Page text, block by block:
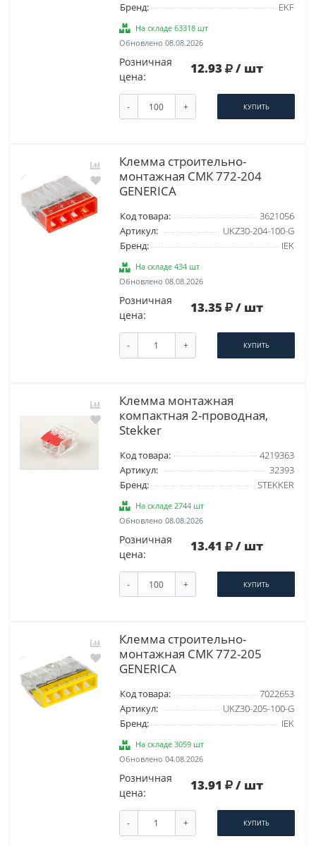
Бренд:
EKF
На складе 63318 шт
Обновлено 08.08.2026
Розничная
цена:
12.93 / шт
- + КУПИТЬ
Клемма строительно-
монтажная СМК 772-204
GENERICA
Код товара:
3621056
Артикул:
UKZ30-204-100-G
Бренд:
IEK
На складе 434 шт
Обновлено 08.08.2026
Розничная
цена:
13.35 / шт
- + КУПИТЬ
Клемма монтажная
компактная 2-проводная,
Stekker
Код товара:
4219363
Артикул:
32393
Бренд:
STEKKER
На складе 2744 шт
Обновлено 08.08.2026
Розничная
цена:
13.41 / шт
- + КУПИТЬ
Клемма строительно-
монтажная СМК 772-205
GENERICA
Код товара:
7022653
Артикул:
UKZ30-205-100-G
Бренд:
IEK
На складе 3059 шт
Обновлено 04.08.2026
Розничная
цена:
13.91 / шт
- + КУПИТЬ